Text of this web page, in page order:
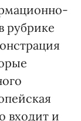
рубрике
входит и